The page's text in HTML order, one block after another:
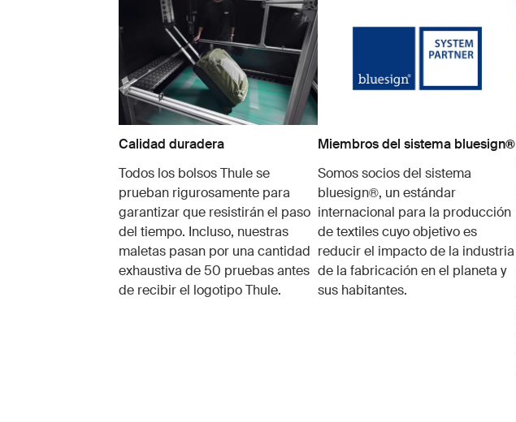
Calidad duradera
Todos los bolsos Thule se
prueban rigurosamente para
garantizar que resistirán el paso
del tiempo. Incluso, nuestras
maletas pasan por una cantidad
exhaustiva de 50 pruebas antes
de recibir el logotipo Thule.
Miembros del sistema bluesign®
Somos socios del sistema
bluesign®, un estándar
internacional para la producción
de textiles cuyo objetivo es
reducir el impacto de la industria
de la fabricación en el planeta y
sus habitantes.